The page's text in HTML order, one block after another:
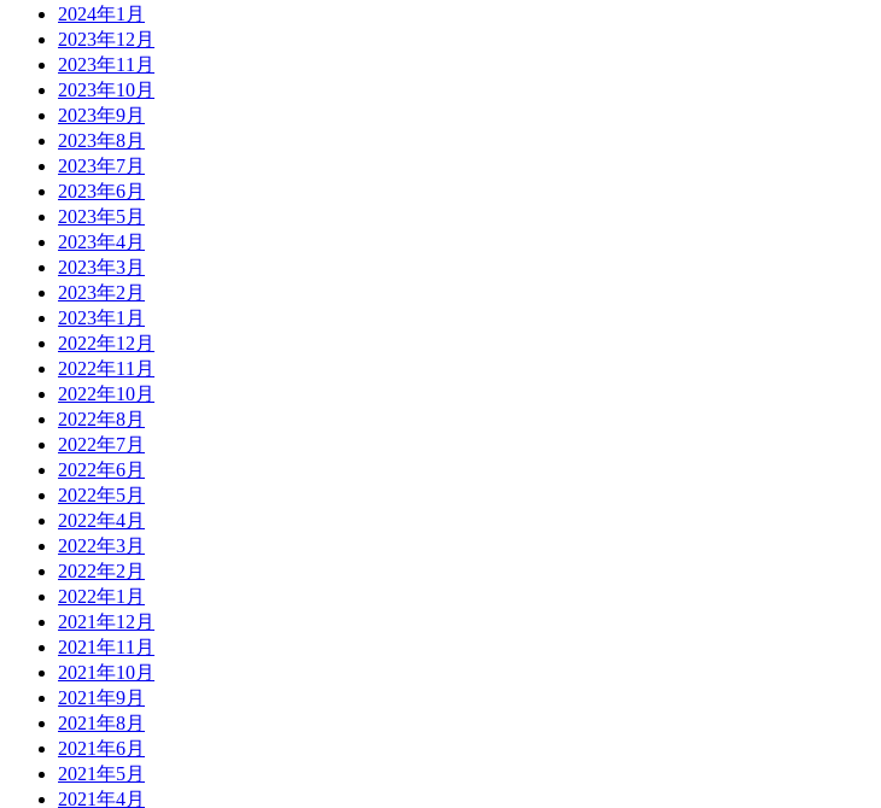
2024年1月
2023年12月
2023年11月
2023年10月
2023年9月
2023年8月
2023年7月
2023年6月
2023年5月
2023年4月
2023年3月
2023年2月
2023年1月
2022年12月
2022年11月
2022年10月
2022年8月
2022年7月
2022年6月
2022年5月
2022年4月
2022年3月
2022年2月
2022年1月
2021年12月
2021年11月
2021年10月
2021年9月
2021年8月
2021年6月
2021年5月
2021年4月